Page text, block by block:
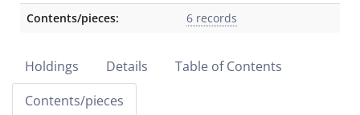
Contents/pieces:
6 records
Holdings Details
Table of Contents
Contents/pieces